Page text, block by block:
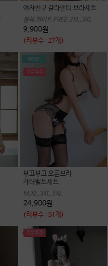
여자친구 갈라팬티 브라세트
블랙,화이트 FREE,2XL,3XL
9,900원
(리뷰수 : 27개)
부끄부끄 오픈브라
가터벨트세트
M,XL,3XL,5XL
24,900원
(리뷰수 : 51개)